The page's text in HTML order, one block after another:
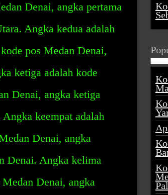
Denai, angka pertama
Angka kedua adalah
pos Medan Denai,
ketiga adalah kode
Denai, angka ketiga
keempat adalah
Denai, angka
Denai. Angka kelima
Denai, angka